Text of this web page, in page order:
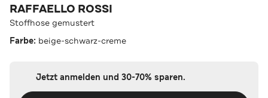
RAFFAELLO ROSSI
Stoffhose gemustert
Farbe: beige-schwarz-creme
Jetzt anmelden und 30-70% sparen.